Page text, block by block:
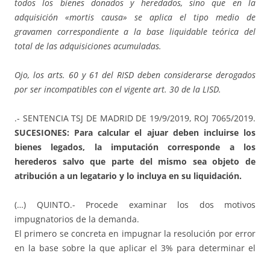
todos los bienes donados y heredados, sino que en la
adquisición «mortis causa» se aplica el tipo medio de
gravamen correspondiente a la base liquidable teórica del
total de las adquisiciones acumuladas.
Ojo, los arts. 60 y 61 del RISD deben considerarse derogados
por ser incompatibles con el vigente art. 30 de la LISD.
.- SENTENCIA TSJ DE MADRID DE 19/9/2019, ROJ 7065/2019.
SUCESIONES: Para calcular el ajuar deben incluirse los
bienes legados, la imputación corresponde a los
herederos salvo que parte del mismo sea objeto de
atribución a un legatario y lo incluya en su liquidación.
(…) QUINTO.- Procede examinar los dos motivos
impugnatorios de la demanda.
El primero se concreta en impugnar la resolución por error
en la base sobre la que aplicar el 3% para determinar el